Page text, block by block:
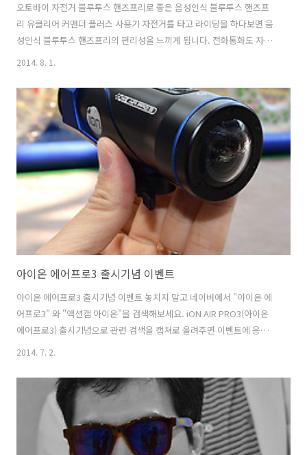
오토바이 자전거 블루투스 핸즈프리로 좋은 음성인식 블루투스 핸즈프
리 유클리어 커맨더 플러스 사용기 자전거를 타고 라이딩을 하다보면 음
성인식 블루투스 핸즈프리의 편리성을 느끼게 됩니다. 전화통화도 자유
롭고 음질도 좋은데 음성으로 전화걸기도 가능한 블루투스 핸즈프리죠.
다. 유클리어가 음성인식 되는 제품으로 괜찮아 수입하여 판매하는 걸로
알고 있습니다. 저 또한 차량용 음성인식 블루투스 핸즈프리와 자전거 라
이딩시 핸즈프리로 사용하는 데 사용자별로 음성인식 태그파일을 등록
하면 목소리를 인식하여 전화를 걸거나 받을 수 있습니다. 생각보다 더
음성인식이 되는 것이 더 편리합니다. 복잡하시다면 전화시 버튼만 눌러
주어도 블루투스 핸즈프리가 동작합니다. ..
2014. 8. 1.
아이온 에어프로3 출시기념 이벤트
아이온 에어프로3 출시기념 이벤트 놓치지 말고 네이버에서 "아이온 에
어프로3" 와 "액션캠 아이온"을 검색해보세요. iON AIR PRO3(아이온
에어프로3) 출시기념으로 관련 검색을 캡쳐로 올려주면 이벤트에 응모할
수 있습니다. 엔돌슨도 아이온 에어프로3 액션캠코더를 검색한 결과를
동영상과 사진도 간단히 정리 해보았습니다. 액션캠코더하면 소니캠코
더, 고프로, 아이온액션캠 등 다양하게 있는 데요. 이번 아이온 에어프로
3(iON Air PRO3)의 경우 튼튼한 외형과 방수도 되는 캠코더 입니다. 아
이들과 물놀이를 즐길때도 촬영할 수 있고, 자전거 라이딩시 블랙박스/
액션캠코더로 사용할 수 있습니다. 자동자에 붙여서 라이딩영상 촬영도
2014. 7. 2.